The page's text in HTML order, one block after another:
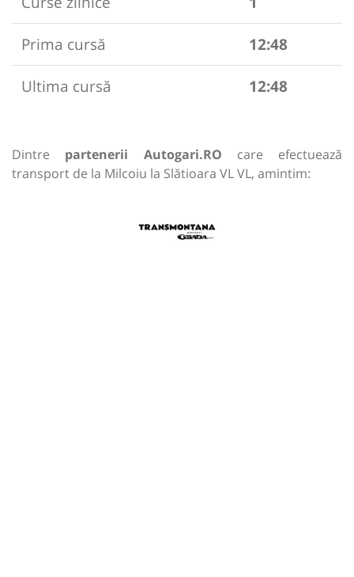
Prima cursă
12:48
Ultima cursă
12:48
Dintre partenerii Autogari.RO care efectuează
transport de la Milcoiu la Slătioara VL VL, amintim: